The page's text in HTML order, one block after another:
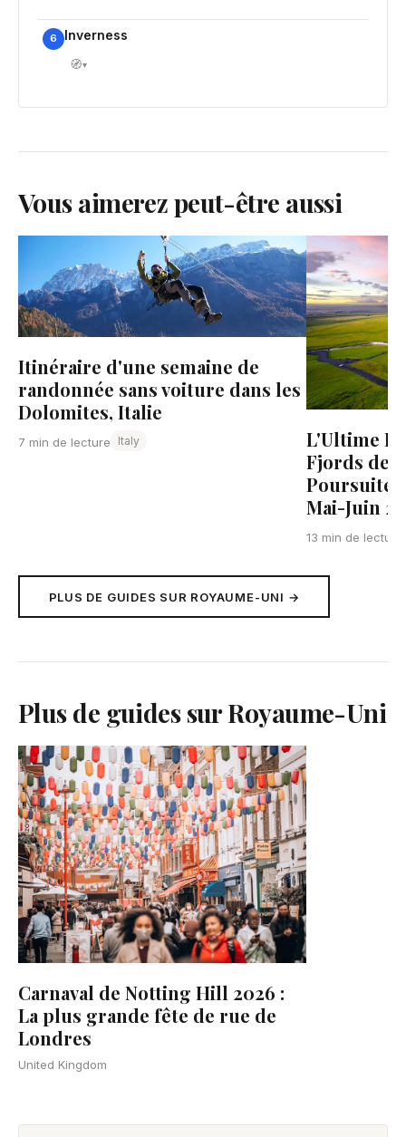
6 Inverness
🧭▾
Vous aimerez peut-être aussi
Itinéraire d'une semaine de
randonnée sans voiture dans les
Dolomites, Italie
7 min de lecture Italy
L'Ultime
Fjords de
Poursuite
Mai-Juin
13 min de lecture
PLUS DE GUIDES SUR ROYAUME-UNI →
Plus de guides sur Royaume-Uni
Carnaval de Notting Hill 2026 :
La plus grande fête de rue de
Londres
United Kingdom